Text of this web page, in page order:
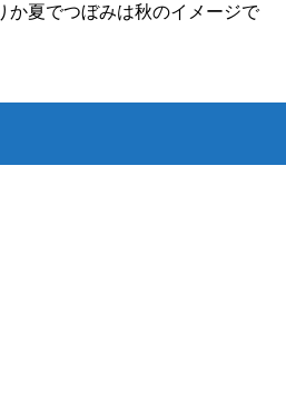
か夏でつぼみは秋のイメージで